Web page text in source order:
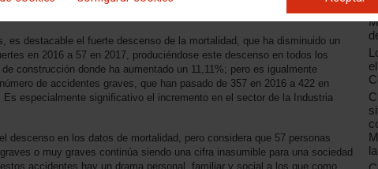
como un incremento de los accidentes in-itínere de un 1,06 %.
es destacable el fuerte descenso de la mortalidad, que ha disminuido un
en 2016 a 57 en 2017, produciéndose este descenso en todos los
construcción donde ha aumentado un 11,11%; pero es igualmente
de accidentes graves, que han pasado de 357 en 2016 a 422 en
especialmente significativo el incremento en el sector de la Industria
descenso en los datos de mortalidad, pero considera que 57 personas
o muy graves continúa siendo una cifra inasumible para una sociedad
accidentes hay un drama personal, familiar y social a los que como